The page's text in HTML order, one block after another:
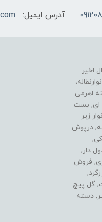
آدرس ایمیل:
زمینه ساخت اجزاء نوارنقاله در سال 1380 می باشد که در ۲۰ سال اخیر
اهرمی
ای, بست
زیر
درپوش
دار,
فروش
گل پیچ
دسته